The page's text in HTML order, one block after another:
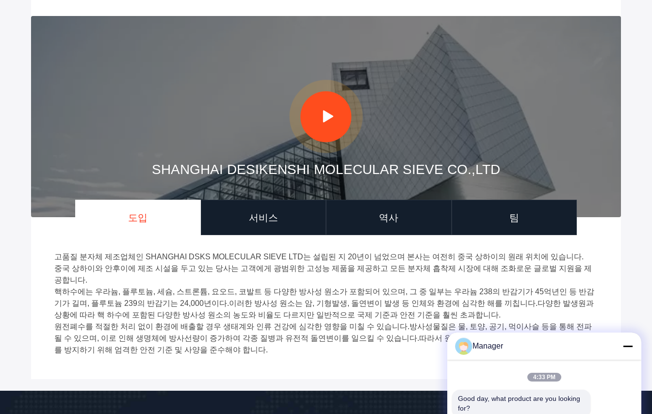
SHANGHAI DESIKENSHI MOLECULAR SIEVE CO.,LTD
도입 서비스 역사 팀
고품질 분자체 제조업체인 SHANGHAI DSKS MOLECULAR SIEVE LTD는 설립된 지 20년이 넘었으며 본사는 여전히 중국 상하이의 원래 위치에 있습니다.
중국 상하이와 안후이에 제조 시설을 두고 있는 당사는 고객에게 광범위한 고성능 제품을 제공하고 모든 분자체 흡착제 시장에 대해 조화로운 글로벌 지원을 제
공합니다.
핵하수에는 우라늄, 플루토늄, 세슘, 스트론튬, 요오드, 코발트 등 다양한 방사성 원소가 포함되어 있으며, 그 중 일부는 우라늄 238의 반감기가 45억년인 등 반감
기가 길며, 플루토늄 239의 반감기는 24,000년이다.이러한 방사성 원소는 암, 기형발생, 돌연변이 발생 등 인체와 환경에 심각한 해를 끼칩니다.다양한 발생원과
상황에 따라 핵 하수에 포함된 다양한 방사성 원소의 농도와 비율도 다르지만 일반적으로 국제 기준과 안전 기준을 훨씬 초과합니다.
원전폐수를 적절한 처리 없이 환경에 배출할 경우 생태계와 인류 건강에 심각한 영향을 미칠 수 있습니다.방사성물질은 물, 토양, 공기, 먹이사슬 등을 통해 전파
될 수 있으며, 이로 인해 생명체에 방사선량이 증가하여 각종 질병과 유전적 돌연변이를 일으킬 수 있습니다.따라서 원자력폐수 처리 및 처리 시에는 누출 및 사고
를 방지하기 위해 엄격한 안전 기준 및 사양을 준수해야 합니다.
Manager
4:33 PM
Good day, what product are you looking
for?